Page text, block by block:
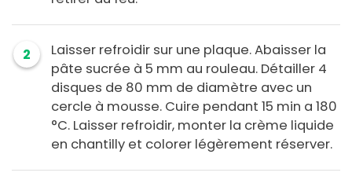
2
Laisser refroidir sur une plaque. Abaisser la
pâte sucrée à 5 mm au rouleau. Détailler 4
disques de 80 mm de diamètre avec un
cercle à mousse. Cuire pendant 15 min a 180
°C. Laisser refroidir, monter la crème liquide
en chantilly et colorer légèrement réserver.